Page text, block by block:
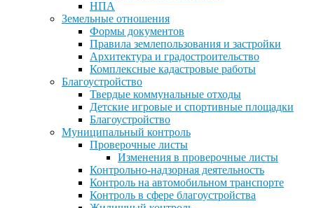
НПА
Земельные отношения
Формы документов
Правила землепользования и застройки
Архитектура и градостроительство
Комплексные кадастровые работы
Благоустройство
Твердые коммунальные отходы
Детские игровые и спортивные площадки
Благоустройство
Муниципальный контроль
Проверочные листы
Изменения в проверочные листы
Контрольно-надзорная деятельность
Контроль на автомобильном транспорте
Контроль в сфере благоустройства